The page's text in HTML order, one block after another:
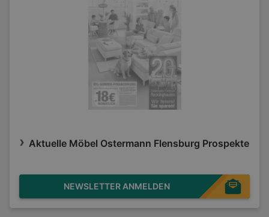
Aktuelle Möbel Ostermann Flensburg Prospekte
NEWSLETTER ANMELDEN